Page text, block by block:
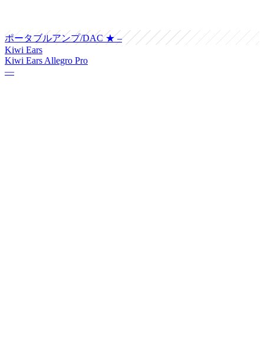
ポータブルアンプ/DAC ★ –
Kiwi Ears
Kiwi Ears Allegro Pro
—